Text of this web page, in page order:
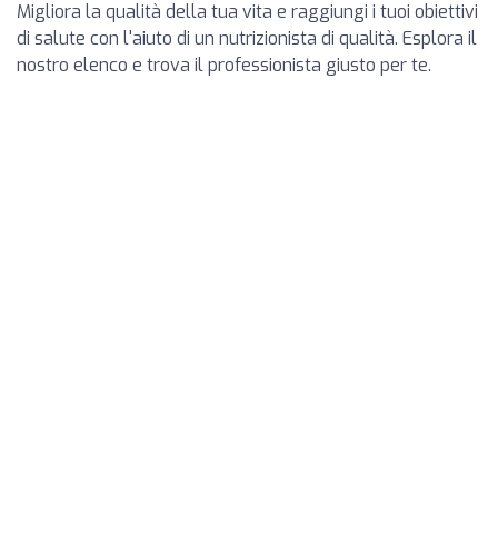
Migliora la qualità della tua vita e raggiungi i tuoi obiettivi
di salute con l'aiuto di un nutrizionista di qualità. Esplora il
nostro elenco e trova il professionista giusto per te.